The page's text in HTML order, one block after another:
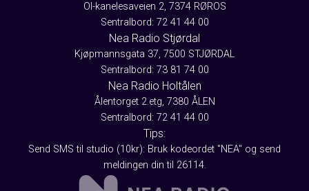
Ol-kanelesaveien 2, 7374 RØROS
Sentralbord: 72 41 44 00
Nea Radio Stjørdal
Kjøpmannsgata 37, 7500 STJØRDAL
Sentralbord: 73 81 74 00
Nea Radio Holtålen
Ålentorget 2.etg, 7380 ÅLEN
Sentralbord: 72 41 44 00
Tips:
Send SMS til studio (10kr): Bruk kodeordet "NEA" og send
meldingen din til 26114.